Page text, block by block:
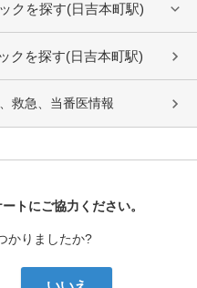
クを探す(日吉本町駅)
クを探す(日吉本町駅)
救急、当番医情報
トにご協力ください。
かりましたか?